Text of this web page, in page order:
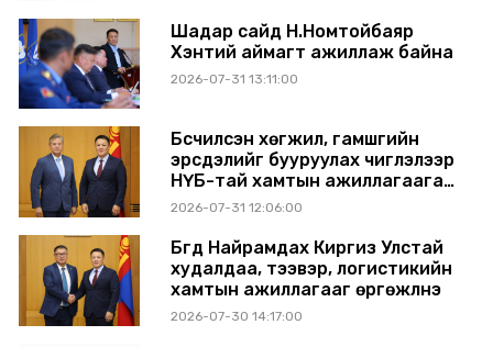
Шадар сайд Н.Номтойбаяр
Хэнтий аймагт ажиллаж байна
2026-07-31 13:11:00
Бүсчилсэн хөгжил, гамшгийн
эрсдэлийг бууруулах чиглэлээр
НҮБ-тай хамтын ажиллагаагаа
өргөжүүлэхээр санал солилцлоо
2026-07-31 12:06:00
Бүгд Найрамдах Киргиз Улстай
худалдаа, тээвэр, логистикийн
хамтын ажиллагааг өргөжүүлнэ
2026-07-30 14:17:00